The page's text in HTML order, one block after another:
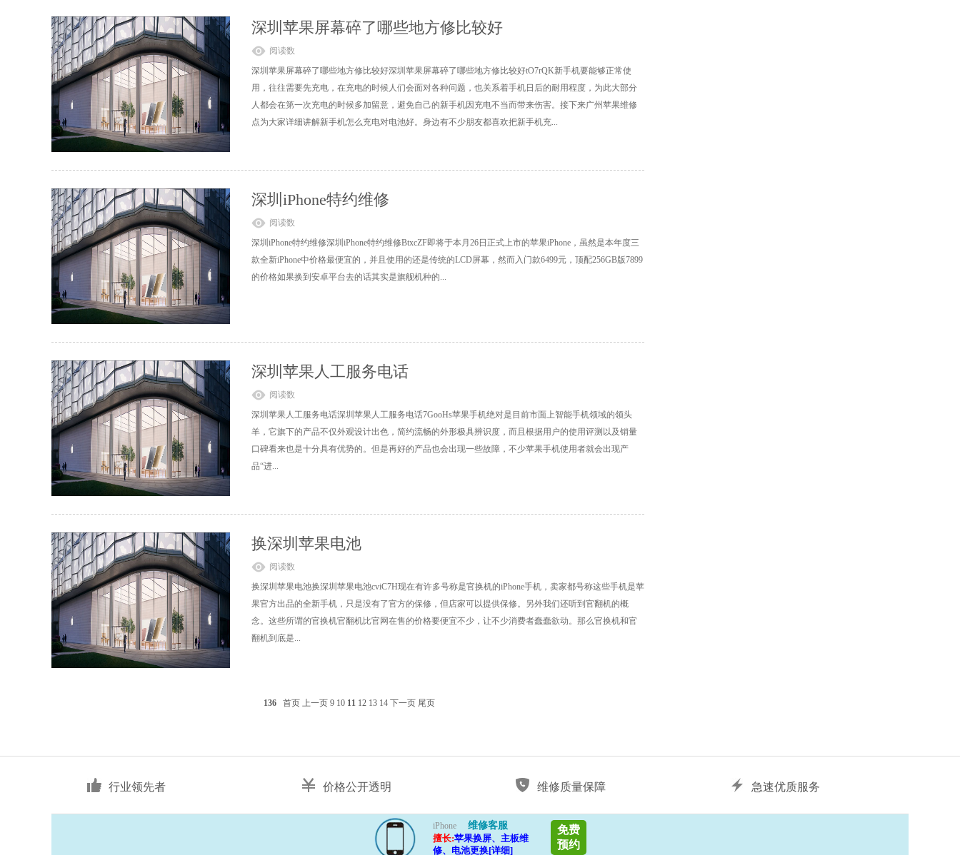
深圳苹果屏幕碎了哪些地方修比较好
阅读数
深圳苹果屏幕碎了哪些地方修比较好深圳苹果屏幕碎了哪些地方修比较好tO7rQK新手机要能够正常使
用，往往需要先充电，在充电的时候人们会面对各种问题，也关系着手机日后的耐用程度，为此大部分
人都会在第一次充电的时候多加留意，避免自己的新手机因充电不当而带来伤害。接下来广州苹果维修
点为大家详细讲解新手机怎么充电对电池好。身边有不少朋友都喜欢把新手机充...
深圳iPhone特约维修
阅读数
深圳iPhone特约维修深圳iPhone特约维修BtxcZF即将于本月26日正式上市的苹果iPhone，虽然是本年度三
款全新iPhone中价格最便宜的，并且使用的还是传统的LCD屏幕，然而入门款6499元，顶配256GB版7899
的价格如果换到安卓平台去的话其实是旗舰机种的...
深圳苹果人工服务电话
阅读数
深圳苹果人工服务电话深圳苹果人工服务电话7GooHs苹果手机绝对是目前市面上智能手机领域的领头
羊，它旗下的产品不仅外观设计出色，简约流畅的外形极具辨识度，而且根据用户的使用评测以及销量
口碑看来也是十分具有优势的。但是再好的产品也会出现一些故障，不少苹果手机使用者就会出现产
品“进...
换深圳苹果电池
阅读数
换深圳苹果电池换深圳苹果电池cviC7H现在有许多号称是官换机的iPhone手机，卖家都号称这些手机是苹
果官方出品的全新手机，只是没有了官方的保修，但店家可以提供保修。另外我们还听到官翻机的概
念。这些所谓的官换机官翻机比官网在售的价格要便宜不少，让不少消费者蠢蠢欲动。那么官换机和官
翻机到底是...
136 首页 上一页 9 10 11 12 13 14 下一页 尾页
行业领先者 价格公开透明 维修质量保障 急速优质服务
iPhone
维修客服
擅长:苹果换屏、主板维
修、电池更换[详细]
免费
预约